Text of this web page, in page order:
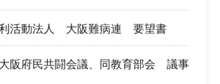
活動法人 大阪難病連 要望書
阪府民共闘会議、同教育部会 議事